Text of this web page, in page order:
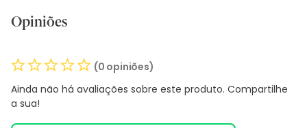
Opiniões
(0 opiniões)
Ainda não há avaliações sobre este produto. Compartilhe
a sua!